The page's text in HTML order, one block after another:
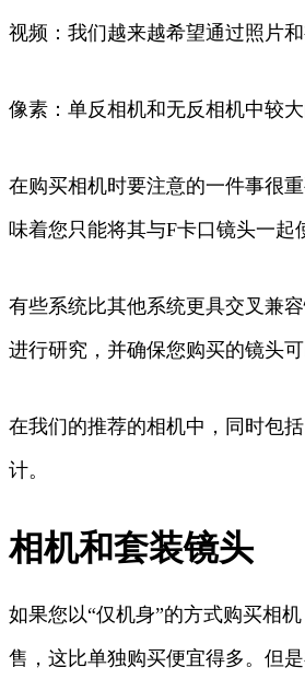
视频：我们越来越希望通过照片
像素：单反相机和无反相机中较
在购买相机时要注意的一件事很
味着您只能将其与F卡口镜头一起
有些系统比其他系统更具交叉兼
进行研究，并确保您购买的镜头
在我们的推荐的相机中，同时包
计。
相机和套装镜头
如果您以“仅机身”的方式购买相
售，这比单独购买便宜得多。但